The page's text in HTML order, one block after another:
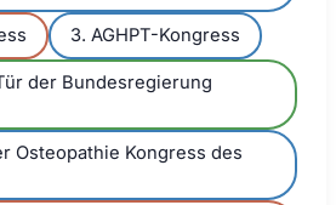
3. AGHPT-Kongress
der Bundesregierung
Osteopathie Kongress des